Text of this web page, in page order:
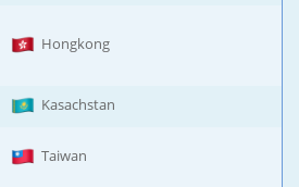
Hongkong
Kasachstan
Taiwan